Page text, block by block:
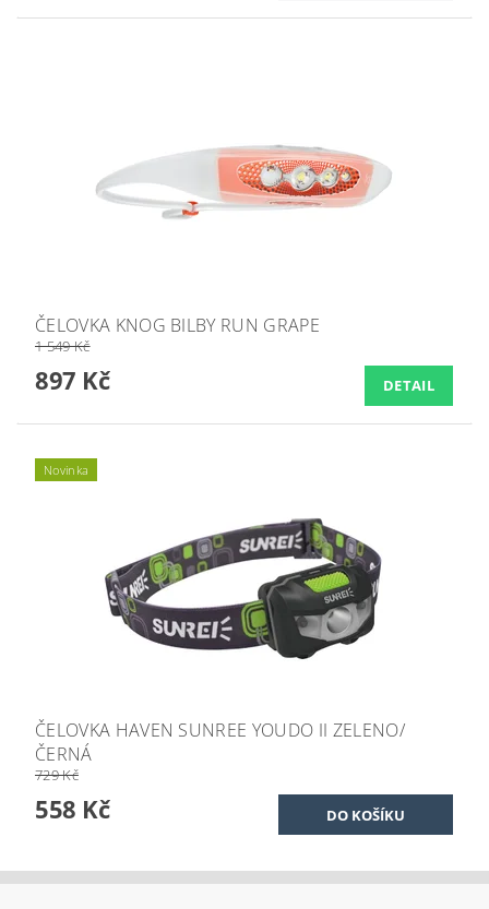
ČELOVKA KNOG BILBY RUN GRAPE
1 549 Kč
897 Kč DETAIL
Novinka
ČELOVKA HAVEN SUNREE YOUDO II ZELENO/
ČERNÁ
729 Kč
558 Kč